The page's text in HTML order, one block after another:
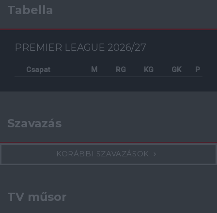
Tabella
PREMIER LEAGUE 2026/27
Csapat M RG KG GK P
Szavazás
KORÁBBI SZAVAZÁSOK
TV műsor